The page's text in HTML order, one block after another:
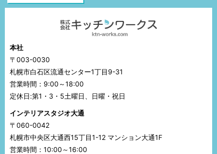
本社
〒003-0030
札幌市白石区流通センター1丁目9-31
営業時間：9:00～18:00
定休日:第1・3・5土曜日、日曜・祝日
インテリアスタジオ大通
〒060-0042
札幌市中央区大通西15丁目1-12 マンション大通1F
営業時間：10:00～16:00